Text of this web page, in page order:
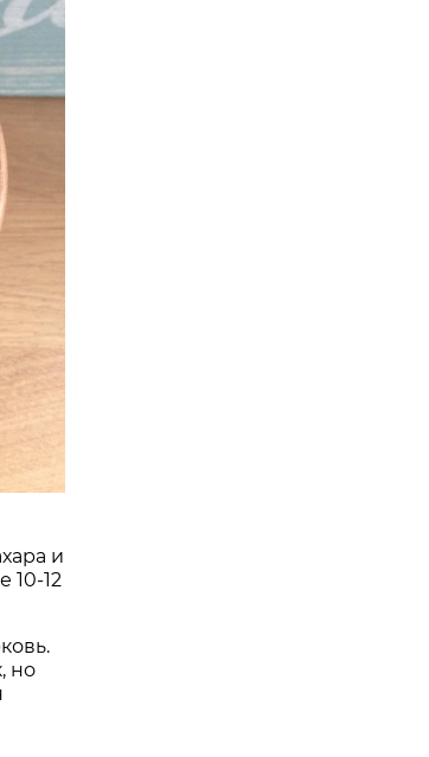
и
10-12
но